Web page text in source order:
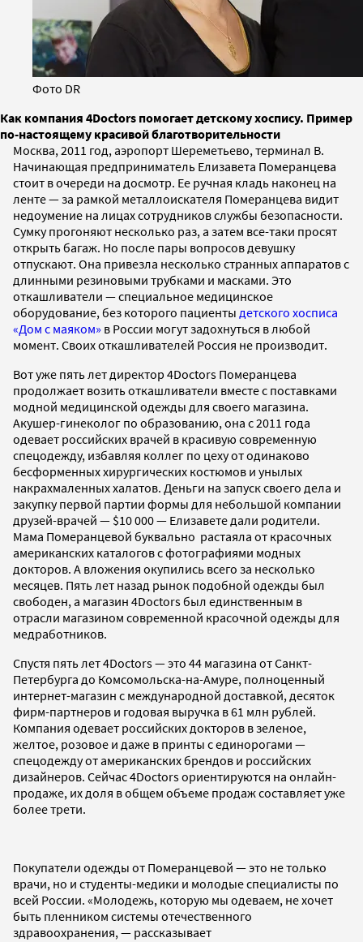
Фото DR
Как компания 4Doctors помогает детскому хоспису. Пример
по-настоящему красивой благотворительности
Москва, 2011 год, аэропорт Шереметьево, терминал B.
Начинающая предприниматель Елизавета Померанцева
стоит в очереди на досмотр. Ее ручная кладь наконец на
ленте — за рамкой металлоискателя Померанцева видит
недоумение на лицах сотрудников службы безопасности.
Сумку прогоняют несколько раз, а затем все-таки просят
открыть багаж. Но после пары вопросов девушку
отпускают. Она привезла несколько странных аппаратов с
длинными резиновыми трубками и масками. Это
откашливатели — специальное медицинское
оборудование, без которого пациенты детского хосписа
«Дом с маяком» в России могут задохнуться в любой
момент. Своих откашливателей Россия не производит.
Вот уже пять лет директор 4Doctors Померанцева
продолжает возить откашливатели вместе с поставками
модной медицинской одежды для своего магазина.
Акушер-гинеколог по образованию, она с 2011 года
одевает российских врачей в красивую современную
спецодежду, избавляя коллег по цеху от одинаково
бесформенных хирургических костюмов и унылых
накрахмаленных халатов. Деньги на запуск своего дела и
закупку первой партии формы для небольшой компании
друзей-врачей — $10 000 — Елизавете дали родители.
Мама Померанцевой буквально растаяла от красочных
американских каталогов с фотографиями модных
докторов. А вложения окупились всего за несколько
месяцев. Пять лет назад рынок подобной одежды был
свободен, а магазин 4Doctors был единственным в
отрасли магазином современной красочной одежды для
медработников.
Спустя пять лет 4Doctors — это 44 магазина от Санкт-
Петербурга до Комсомольска-на-Амуре, полноценный
интернет-магазин с международной доставкой, десяток
фирм-партнеров и годовая выручка в 61 млн рублей.
Компания одевает российских докторов в зеленое,
желтое, розовое и даже в принты с единорогами —
спецодежду от американских брендов и российских
дизайнеров. Сейчас 4Doctors ориентируются на онлайн-
продаже, их доля в общем объеме продаж составляет уже
более трети.
Покупатели одежды от Померанцевой — это не только
врачи, но и студенты-медики и молодые специалисты по
всей России. «Молодежь, которую мы одеваем, не хочет
быть пленником системы отечественного
здравоохранения, — рассказывает